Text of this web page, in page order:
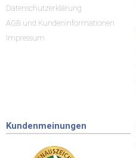
Datenschutzerklärung
AGB und Kundeninformationen
Impressum
Kundenmeinungen